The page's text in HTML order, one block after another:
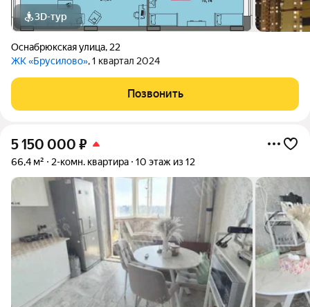
3D-тур
Оснабрюкская улица, 22
ЖК «Брусилово», 1 квартал 2024
Позвонить
5 150 000 ₽
66,4 м² 2-комн. квартира 10 этаж из 12